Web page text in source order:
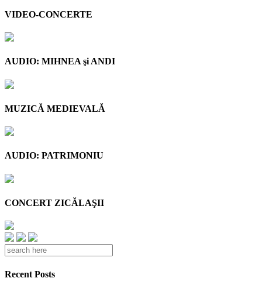
VIDEO-CONCERTE
AUDIO: MIHNEA şi ANDI
MUZICĂ MEDIEVALĂ
AUDIO: PATRIMONIU
CONCERT ZICĂLAŞII
Recent Posts